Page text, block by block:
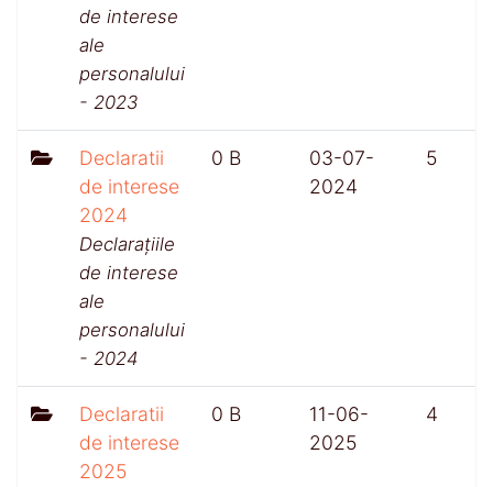
de interese
ale
personalului
- 2023
Declaratii
de interese
2024
Declarațiile
de interese
ale
personalului
- 2024
0 B
03-07-
2024
5
Declaratii
de interese
2025
0 B
11-06-
2025
4